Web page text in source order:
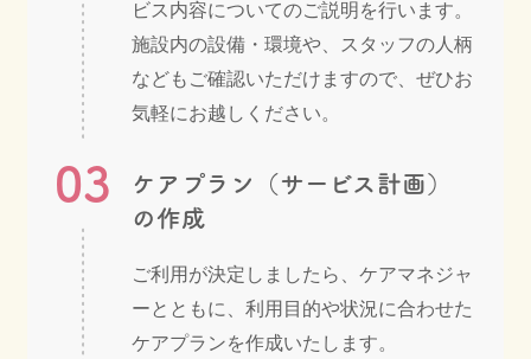
ビス内容についてのご説明を行います。
施設内の設備・環境や、スタッフの人柄
などもご確認いただけますので、ぜひお
気軽にお越しください。
03
ケアプラン（サービス計画）
の作成
ご利用が決定しましたら、ケアマネジャ
ーとともに、利用目的や状況に合わせた
ケアプランを作成いたします。